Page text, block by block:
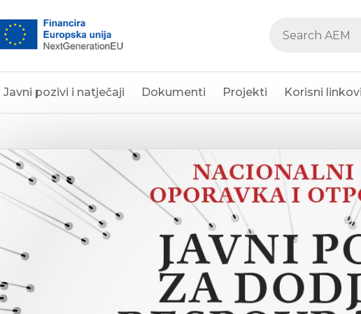
Javni pozivi i natječaji Dokumenti Projekti Korisni